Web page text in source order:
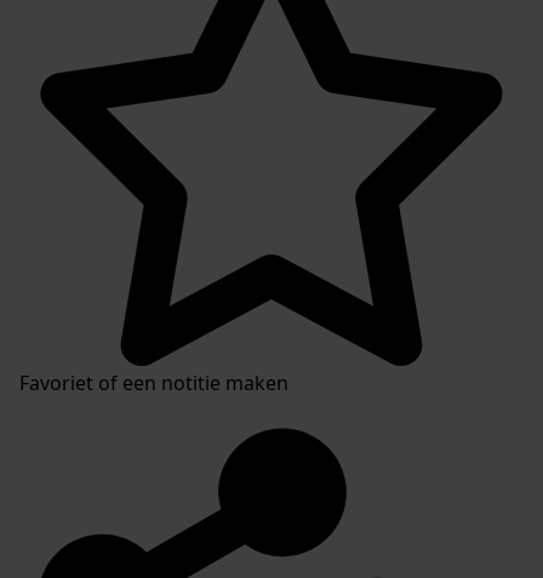
Favoriet of een notitie maken